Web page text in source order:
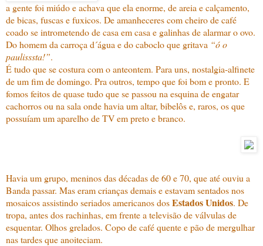
a gente foi miúdo e achava que ela enorme, de areia e calçamento,
de bicas, fuscas e fuxicos. De amanheceres com cheiro de café
coado se intrometendo de casa em casa e galinhas de alarmar o ovo.
Do homem da carroça d´água e do caboclo que gritava “ó o
paulisssta!”.
É tudo que se costura com o anteontem. Para uns, nostalgia-alfinete
de um fim de domingo. Pra outros, tempo que foi bom e pronto. E
fomos feitos de quase tudo que se passou na esquina de engatar
cachorros ou na sala onde havia um altar, bibelôs e, raros, os que
possuíam um aparelho de TV em preto e branco.
Havia um grupo, meninos das décadas de 60 e 70, que até ouviu a
Banda passar. Mas eram crianças demais e estavam sentados nos
mosaicos assistindo seriados americanos dosEstados Unidos. De
tropa, antes dos rachinhas, em frente a televisão de válvulas de
esquentar. Olhos grelados. Copo de café quente e pão de mergulhar
nas tardes que anoiteciam.